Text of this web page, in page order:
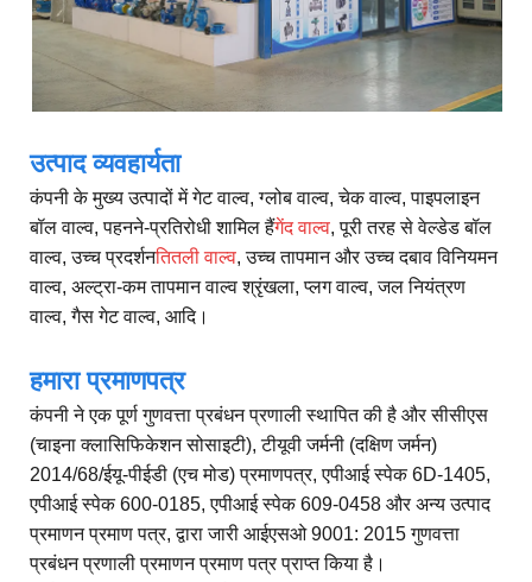
उत्पाद व्यवहार्यता
कंपनी के मुख्य उत्पादों में गेट वाल्व, ग्लोब वाल्व, चेक वाल्व, पाइपलाइन
बॉल वाल्व, पहनने-प्रतिरोधी शामिल हैंगेंद वाल्व, पूरी तरह से वेल्डेड बॉल
वाल्व, उच्च प्रदर्शनतितली वाल्व, उच्च तापमान और उच्च दबाव विनियमन
वाल्व, अल्ट्रा-कम तापमान वाल्व श्रृंखला, प्लग वाल्व, जल नियंत्रण
वाल्व, गैस गेट वाल्व, आदि।
हमारा प्रमाणपत्र
कंपनी ने एक पूर्ण गुणवत्ता प्रबंधन प्रणाली स्थापित की है और सीसीएस
(चाइना क्लासिफिकेशन सोसाइटी), टीयूवी जर्मनी (दक्षिण जर्मन)
2014/68/ईयू-पीईडी (एच मोड) प्रमाणपत्र, एपीआई स्पेक 6D-1405,
एपीआई स्पेक 600-0185, एपीआई स्पेक 609-0458 और अन्य उत्पाद
प्रमाणन प्रमाण पत्र, द्वारा जारी आईएसओ 9001: 2015 गुणवत्ता
प्रबंधन प्रणाली प्रमाणन प्रमाण पत्र प्राप्त किया है।